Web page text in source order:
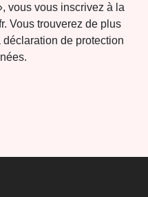
vous vous inscrivez à la
Vous trouverez de plus
de protection